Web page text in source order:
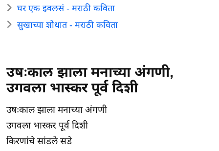
घर एक इवलसं - मराठी कविता
सुखाच्या शोधात - मराठी कविता
उषःकाल झाला मनाच्या अंगणी,
उगवला भास्कर पूर्व दिशी
उषःकाल झाला मनाच्या अंगणी
उगवला भास्कर पूर्व दिशी
किरणांचे सांडले सडे